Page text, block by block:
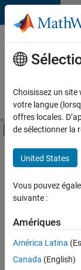
Passer au contenu
Votre
carrière
chez
Accueil Explorer
Activer/
Contenu
FILTRER PAR
Programme destiné
Choisissez un
votre langue
offres locales.
de sélectionner la
United States
Vous pouvez
suivante :
Amériques
América Latina
Canada (English)